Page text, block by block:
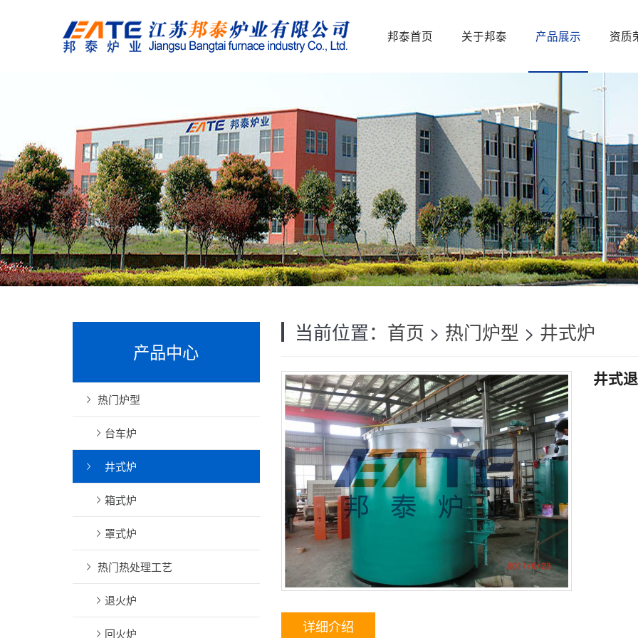
邦泰首页 关于邦泰 产品展示 资质
当前位置： 首页 > 热门炉型 > 井式炉
井式
详细介绍
产品中心
热门炉型
台车炉
井式炉
箱式炉
罩式炉
热门热处理工艺
退火炉
回火炉